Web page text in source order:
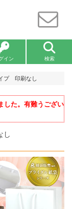
イン 検索
プ 印刷なし
した。有難うござい
し